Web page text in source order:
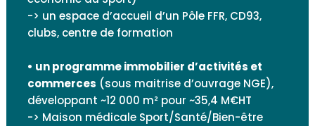
-> un espace d’accueil d’un Pôle FFR, CD93,
clubs, centre de formation
• un programme immobilier d’activités et
commerces (sous maitrise d’ouvrage NGE),
développant ~12 000 m² pour ~35,4 M€HT
-> Maison médicale Sport/Santé/Bien-être